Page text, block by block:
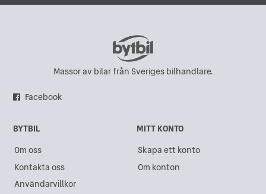
Massor av bilar från Sveriges bilhandlare.
Facebook
BYTBIL
Om oss
Kontakta oss
Användarvillkor
MITT KONTO
Skapa ett konto
Om konton